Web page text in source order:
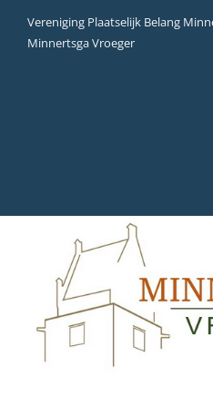
naar
Vereniging Plaatselijk Belang
Minnertsga Vroeger